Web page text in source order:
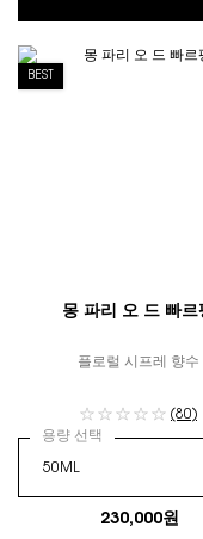
BEST
몽 파리 오 드 빠르
플로럴 시프레 향수
(80)
용량 선택
230,000원